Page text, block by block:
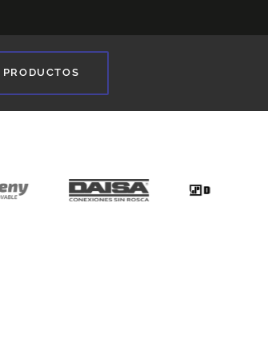
PRODUCTOS
❯